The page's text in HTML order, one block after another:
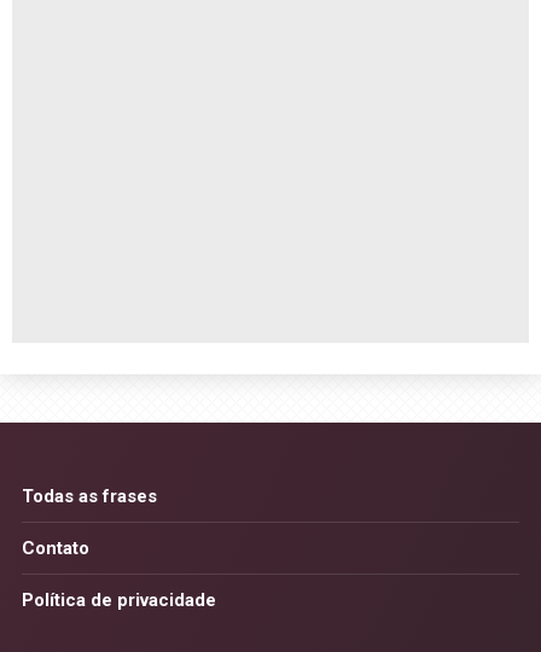
Todas as frases
Contato
Política de privacidade